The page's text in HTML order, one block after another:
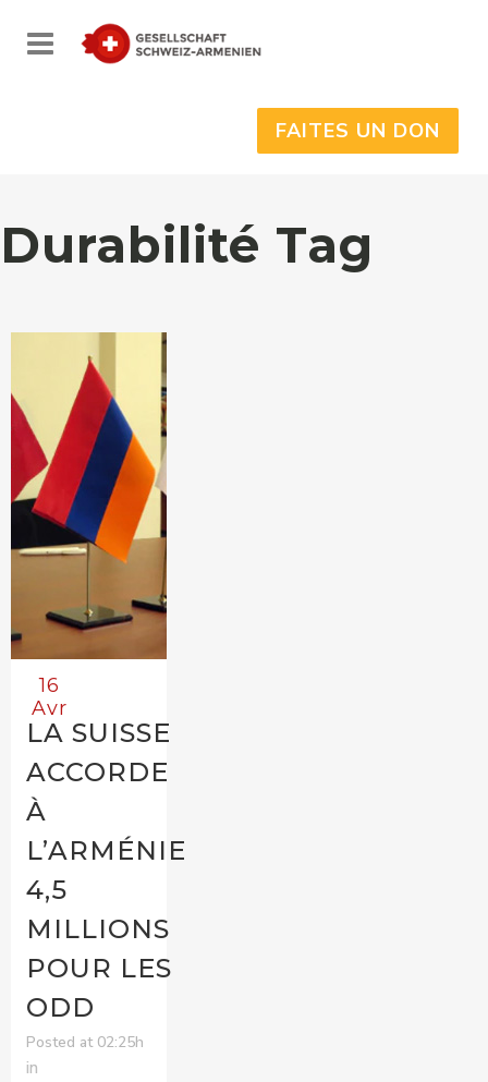
FAITES UN DON
Durabilité Tag
16
Avr
LA SUISSE
ACCORDE
À
L’ARMÉNIE
4,5
MILLIONS
POUR LES
ODD
Posted at 02:25h
in